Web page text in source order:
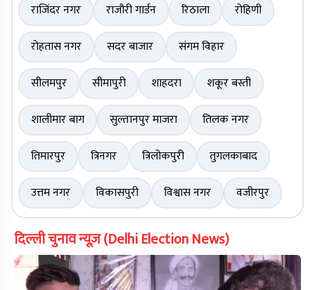
राजिंदर नगर
राजौरी गार्डन रिठाला
रोहिणी
रोहतास नगर
सदर बाजार
संगम विहार
सीलमपुर
सीमापुरी शाहदरा
शकूर बस्ती
शालीमार बाग
सुल्तानपुर माजरा
तिलक नगर
तिमारपुर
त्रिनगर त्रिलोकपुरी
तुगलकाबाद
उत्तम नगर
विकासपुरी विश्वास नगर वजीरपुर
दिल्ली चुनाव न्यूज़ (Delhi Election News)